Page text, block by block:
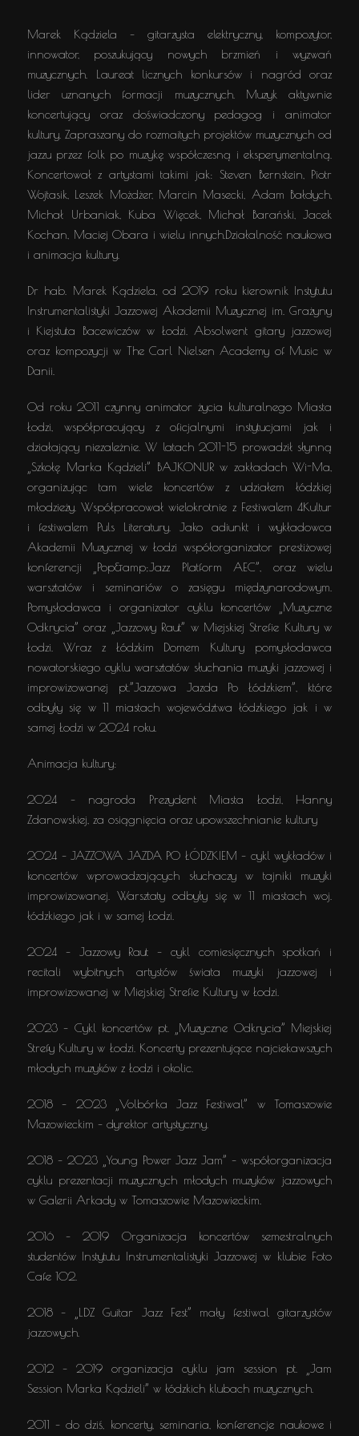
Marek Kądziela – gitarzysta elektryczny, kompozytor,
innowator, poszukujący nowych brzmień i wyzwań
muzycznych. Laureat licznych konkursów i nagród oraz
lider uznanych formacji muzycznych. Muzyk aktywnie
koncertujący oraz doświadczony pedagog i animator
kultury. Zapraszany do rozmaitych projektów muzycznych od
jazzu przez folk po muzykę współczesną i eksperymentalną.
Koncertował z artystami takimi jak: Steven Bernstein, Piotr
Wojtasik, Leszek Możdżer, Marcin Masecki, Adam Bałdych,
Michał Urbaniak, Kuba Więcek, Michał Barański, Jacek
Kochan, Maciej Obara i wielu innych.Działalność naukowa
i animacja kultury.
Dr hab. Marek Kądziela, od 2019 roku kierownik Instytutu
Instrumentalistyki Jazzowej Akademii Muzycznej im. Grażyny
i Kiejstuta Bacewiczów w Łodzi. Absolwent gitary jazzowej
oraz kompozycji w The Carl Nielsen Academy of Music w
Danii.
Od roku 2011 czynny animator życia kulturalnego Miasta
Łodzi, współpracujący z oficjalnymi instytucjami jak i
działający niezależnie. W latach 2011-15 prowadził słynną
„Szkołę Marka Kądzieli” BAJKONUR w zakładach Wi-Ma,
organizując tam wiele koncertów z udziałem łódzkiej
młodzieży. Współpracował wielokrotnie z Festiwalem 4Kultur
i festiwalem Puls Literatury. Jako adiunkt i wykładowca
Akademii Muzycznej w Łodzi współorganizator prestiżowej
konferencji „Pop&amp;Jazz Platform AEC”, oraz wielu
warsztatów i seminariów o zasięgu międzynarodowym.
Pomysłodawca i organizator cyklu koncertów „Muzyczne
Odkrycia” oraz „Jazzowy Raut” w Miejskiej Strefie Kultury w
Łodzi. Wraz z Łódzkim Domem Kultury pomysłodawca
nowatorskiego cyklu warsztatów słuchania muzyki jazzowej i
improwizowanej pt.”Jazzowa Jazda Po Łódzkiem”, które
odbyły się w 11 miastach województwa łódzkiego jak i w
samej Łodzi w 2024 roku.
Animacja kultury:
2024 – nagroda Prezydent Miasta Łodzi, Hanny
Zdanowskiej, za osiągnięcia oraz upowszechnianie kultury
2024 – JAZZOWA JAZDA PO ŁÓDZKIEM – cykl wykładów i
koncertów wprowadzających słuchaczy w tajniki muzyki
improwizowanej. Warsztaty odbyły się w 11 miastach woj.
łódzkiego jak i w samej Łodzi.
2024 – Jazzowy Raut – cykl comiesięcznych spotkań i
recitali wybitnych artystów świata muzyki jazzowej i
improwizowanej w Miejskiej Strefie Kultury w Łodzi.
2023 – Cykl koncertów pt. „Muzyczne Odkrycia” Miejskiej
Strefy Kultury w Łodzi. Koncerty prezentujące najciekawszych
młodych muzyków z Łodzi i okolic.
2018 – 2023 „Volbórka Jazz Festiwal” w Tomaszowie
Mazowieckim – dyrektor artystyczny.
2018 – 2023 „Young Power Jazz Jam” – współorganizacja
cyklu prezentacji muzycznych młodych muzyków jazzowych
w Galerii Arkady w Tomaszowie Mazowieckim.
2016 – 2019 Organizacja koncertów semestralnych
studentów Instytutu Instrumentalistyki Jazzowej w klubie Foto
Cafe 102.
2018 – „LDZ Guitar Jazz Fest” mały festiwal gitarzystów
jazzowych.
2012 – 2019 organizacja cyklu jam session pt. „Jam
Session Marka Kądzieli” w łódzkich klubach muzycznych.
2011 – do dziś, koncerty, seminaria, konferencje naukowe i